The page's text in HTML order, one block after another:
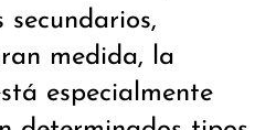
secundarios,
medida, la
especialmente